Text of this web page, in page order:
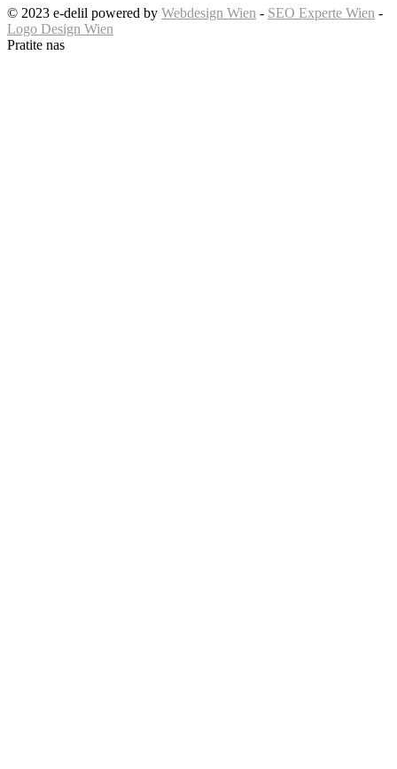
© 2023 e-delil powered by Webdesign Wien - SEO Experte Wien -
Logo Design Wien
Pratite nas